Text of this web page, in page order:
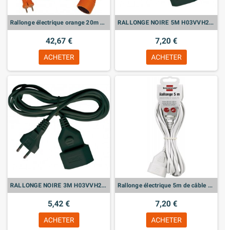
Rallonge électrique orange 20m de câble H05VV-F 2x1,5
42,67 €
ACHETER
RALLONGE NOIRE 5M H03VVH2-F 2x0,75
7,20 €
ACHETER
RALLONGE NOIRE 3M H03VVH2-F 2x0,75
5,42 €
ACHETER
Rallonge électrique 5m de câble H03VVH2-F 2x0,75
7,20 €
ACHETER